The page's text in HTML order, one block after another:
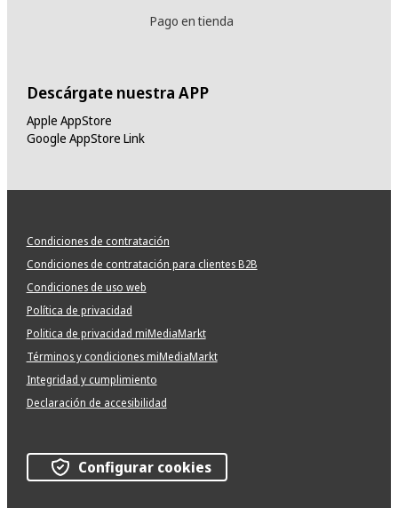
Pago en tienda
Descárgate nuestra APP
Apple AppStore
Google AppStore Link
Condiciones de contratación
Condiciones de contratación para clientes B2B
Condiciones de uso web
Política de privacidad
Politica de privacidad miMediaMarkt
Términos y condiciones miMediaMarkt
Integridad y cumplimiento
Declaración de accesibilidad
Configurar cookies